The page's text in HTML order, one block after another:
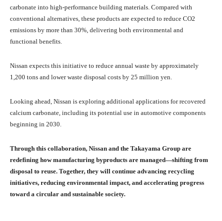
carbonate into high-performance building materials. Compared with
conventional alternatives, these products are expected to reduce CO2
emissions by more than 30%, delivering both environmental and
functional benefits.
Nissan expects this initiative to reduce annual waste by approximately
1,200 tons and lower waste disposal costs by 25 million yen.
Looking ahead, Nissan is exploring additional applications for recovered
calcium carbonate, including its potential use in automotive components
beginning in 2030.
Through this collaboration, Nissan and the Takayama Group are
redefining how manufacturing byproducts are managed—shifting from
disposal to reuse. Together, they will continue advancing recycling
initiatives, reducing environmental impact, and accelerating progress
toward a circular and sustainable society.